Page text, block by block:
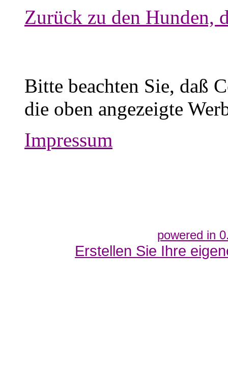
Zurück zu den Hunden,
Bitte beachten Sie, daß
die oben angezeigte
Impressum
powered in
Erstellen Sie Ihre